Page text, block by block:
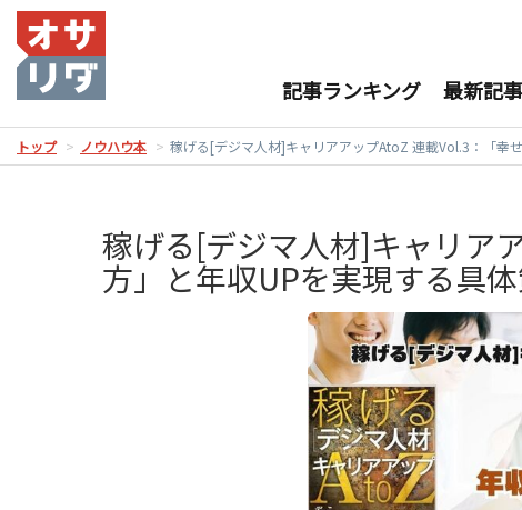
記事ランキング 最新記事
トップ ノウハウ本 稼げる[デジマ人材]キャリアアップAtoZ 連載Vol.3：「幸
稼げる[デジマ人材]キャリア
方」と年収UPを実現する具